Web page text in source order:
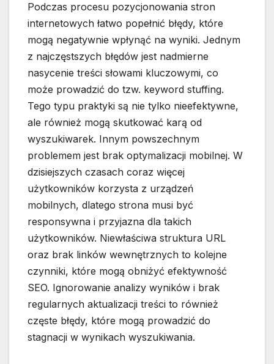
Podczas procesu pozycjonowania stron
internetowych łatwo popełnić błędy, które
mogą negatywnie wpłynąć na wyniki. Jednym
z najczęstszych błędów jest nadmierne
nasycenie treści słowami kluczowymi, co
może prowadzić do tzw. keyword stuffing.
Tego typu praktyki są nie tylko nieefektywne,
ale również mogą skutkować karą od
wyszukiwarek. Innym powszechnym
problemem jest brak optymalizacji mobilnej. W
dzisiejszych czasach coraz więcej
użytkowników korzysta z urządzeń
mobilnych, dlatego strona musi być
responsywna i przyjazna dla takich
użytkowników. Niewłaściwa struktura URL
oraz brak linków wewnętrznych to kolejne
czynniki, które mogą obniżyć efektywność
SEO. Ignorowanie analizy wyników i brak
regularnych aktualizacji treści to również
częste błędy, które mogą prowadzić do
stagnacji w wynikach wyszukiwania.